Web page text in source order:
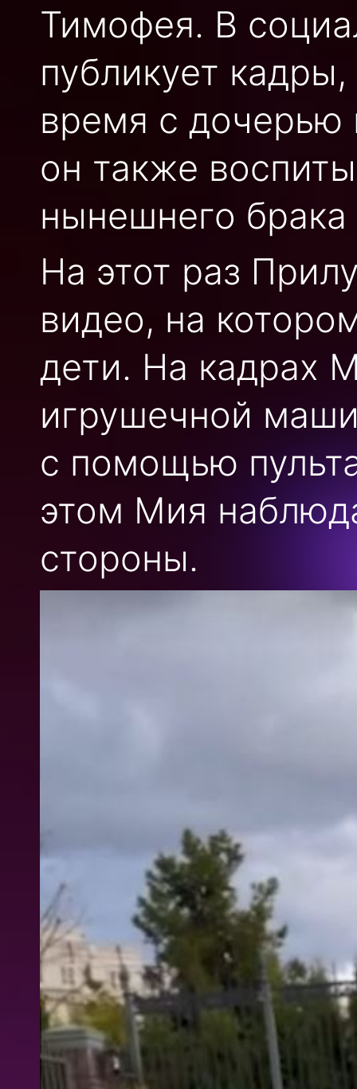
Тимофея. В
публикует
время с
он также
нынешнего
На этот раз
видео, на
дети. На кадрах
игрушечной
с помощью
этом Мия
стороны.